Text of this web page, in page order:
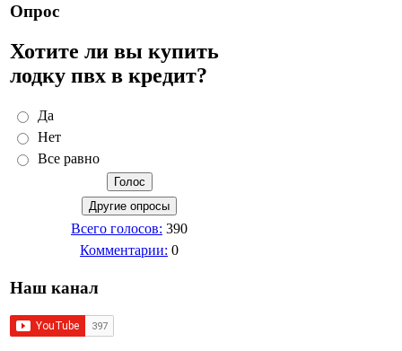
Опрос
Хотите ли вы купить
лодку пвх в кредит?
Да
Нет
Все равно
Всего голосов: 390
Комментарии: 0
Наш канал